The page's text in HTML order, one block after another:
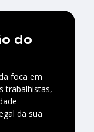
do
foca em
trabalhistas,
da sua